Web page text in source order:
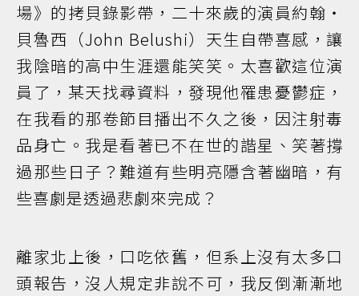
場》的拷貝錄影帶，二十來歲的演員約翰‧
貝魯西（John Belushi）天生自帶喜感，讓
我陰暗的高中生涯還能笑笑。太喜歡這位演
員了，某天找尋資料，發現他罹患憂鬱症，
在我看的那卷節目播出不久之後，因注射毒
品身亡。我是看著已不在世的諧星、笑著撐
過那些日子？難道有些明亮隱含著幽暗，有
些喜劇是透過悲劇來完成？
離家北上後，口吃依舊，但系上沒有太多口
頭報告，沒人規定非說不可，我反倒漸漸地